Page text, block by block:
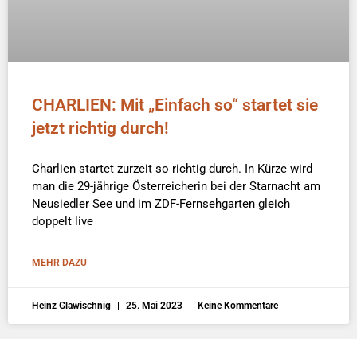
CHARLIEN: Mit „Einfach so“ startet sie
jetzt richtig durch!
Charlien startet zurzeit so richtig durch. In Kürze wird
man die 29-jährige Österreicherin bei der Starnacht am
Neusiedler See und im ZDF-Fernsehgarten gleich
doppelt live
MEHR DAZU
Heinz Glawischnig 25. Mai 2023 Keine Kommentare